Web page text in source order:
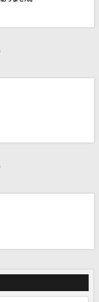
ングなど
インして
しもう！
放題！
練習にも！